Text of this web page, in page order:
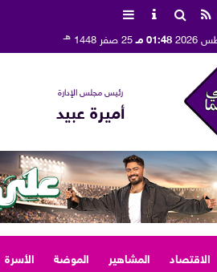
01:48 مـ 25 صفر 1448 هـ
رئيس مجلس الإدارة
أميرة عبيد
الاقتصاد المشاهير الموضة الأسرة